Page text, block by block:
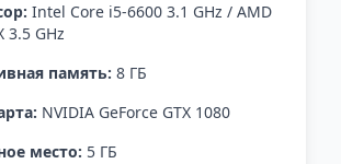
Intel Core i5-6600 3.1 GHz / AMD
3.5 GHz
память: 8 ГБ
NVIDIA GeForce GTX 1080
место: 5 ГБ